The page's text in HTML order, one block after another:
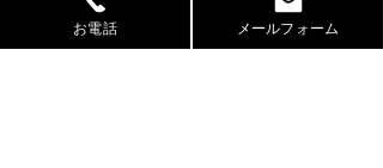
お電話 メールフォーム